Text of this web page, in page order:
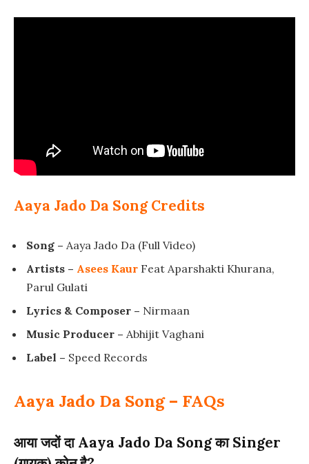
Aaya Jado Da Song Credits
Song – Aaya Jado Da (Full Video)
Artists – Asees Kaur Feat Aparshakti Khurana,
Parul Gulati
Lyrics & Composer – Nirmaan
Music Producer – Abhijit Vaghani
Label – Speed Records
Aaya Jado Da Song – FAQs
आया जदों दा Aaya Jado Da Song का Singer